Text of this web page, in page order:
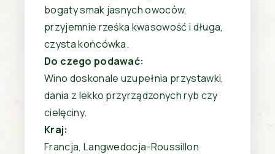
bogaty smak jasnych owoców,
przyjemnie rześka kwasowość i długa,
czysta końcówka.
Do czego podawać:
Wino doskonale uzupełnia przystawki,
dania z lekko przyrządzonych ryb czy
cielęciny.
Kraj:
Francja, Langwedocja-Roussillon